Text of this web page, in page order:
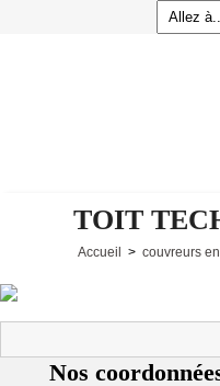
TOIT
Accueil > couvreurs
Nos